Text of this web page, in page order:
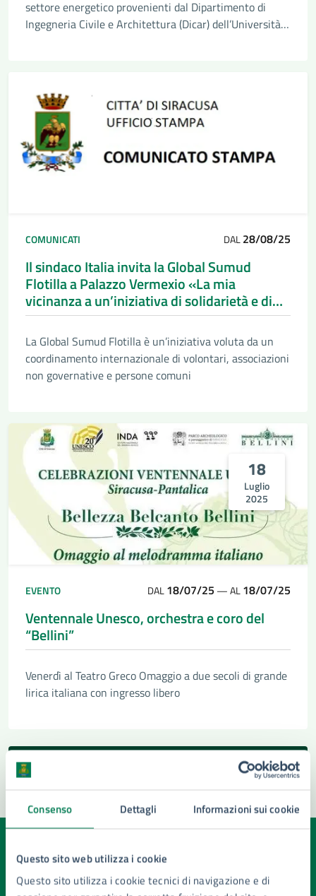
Consenso Dettagli Informazioni sui cookie
Questo sito web utilizza i cookie
Questo sito utilizza i cookie tecnici di navigazione e di
settore energetico provenienti dal Dipartimento di
Ingegneria Civile e Architettura (Dicar) dell’Università
COMUNICATI DAL28/08/25
Il sindaco Italia invita la Global Sumud
Flotilla a Palazzo Vermexio «La mia
vicinanza a un’iniziativa di solidarietà e di
pace»
La Global Sumud Flotilla è un’iniziativa voluta da un
coordinamento internazionale di volontari, associazioni
non governative e persone comuni
18
Luglio
2025
EVENTO DAL18/07/25 —AL18/07/25
Ventennale Unesco, orchestra e coro del
“Bellini”
Venerdì al Teatro Greco Omaggio a due secoli di grande
lirica italiana con ingresso libero
Quanto sono chiare le informazioni su questa
pagina?